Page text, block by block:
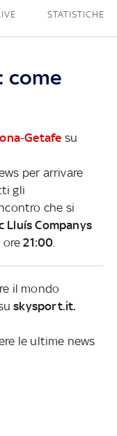
STATISTICHE
come
-Getafe su
per arrivare
gli
che si
Lluís Companys
ore21:00
il mondo
skysport.it.
le ultime news